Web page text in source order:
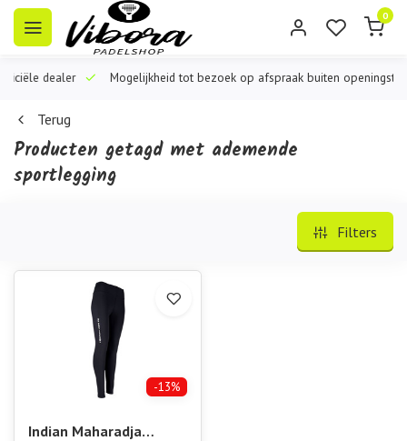
0
dealer Mogelijkheid tot bezoek op afspraak buiten openingstijden
Terug
Producten getagd met ademende
sportlegging
Filters
-13%
Indian Maharadja